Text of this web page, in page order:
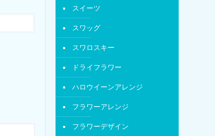
スイーツ
スワッグ
スワロスキー
ドライフラワー
ハロウイーンアレンジ
フラワーアレンジ
フラワーデザイン